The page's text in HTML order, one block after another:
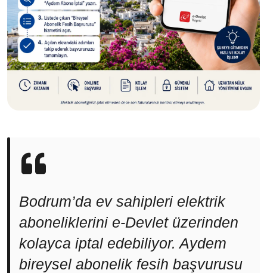
Bodrum’da ev sahipleri elektrik
aboneliklerini e-Devlet üzerinden
kolayca iptal edebiliyor. Aydem
bireysel abonelik fesih başvurusu